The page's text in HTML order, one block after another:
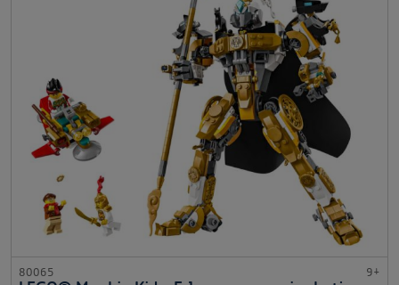
80065 9+